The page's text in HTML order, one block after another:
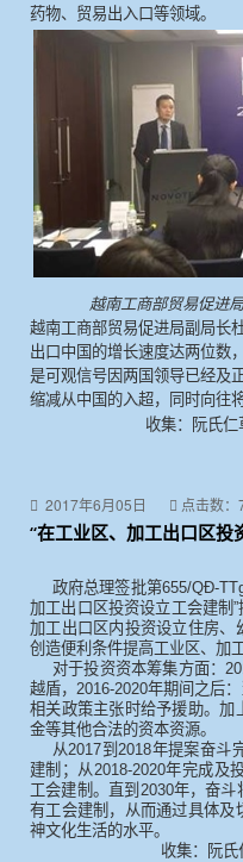
药物、贸易出入口等领域。
越南工商部贸易促进
越南工商部贸易促进局副局长
出口中国的增长速度达两位数
是可观信号因两国领导已经及
缩减从中国的入超，同时向往
收集：阮氏仁
2017年6月05日 点击数：
“在工业区、加工出口区投
政府总理签批第655/QĐ-
加工出口区投资设立工会建制
加工出口区内投资设立住房、
创造便利条件提高工业区、加
对于投资资本筹集方面：
越盾， 2016-2020年期间之后
相关政策主张时给予援助。加
金等其他合法的资本资源。
从2017到 2018年提案奋斗
建制；从 2018-2020年完成及
工会建制。直到 2030年，奋斗
有工会建制，从而通过具体及
神文化生活的水平。
收集：阮氏